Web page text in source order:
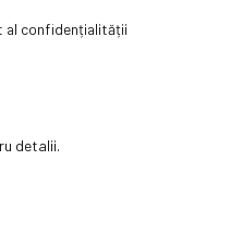
al confidențialității
detalii.